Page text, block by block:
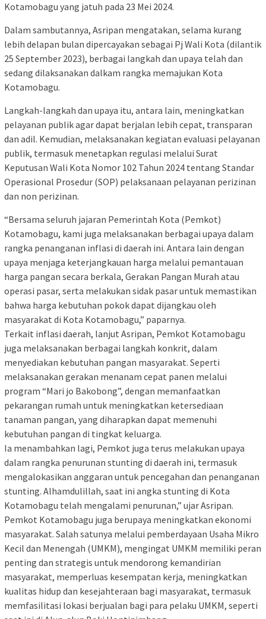
Kotamobagu yang jatuh pada 23 Mei 2024.
Dalam sambutannya, Asripan mengatakan, selama kurang
lebih delapan bulan dipercayakan sebagai Pj Wali Kota (dilantik
25 September 2023), berbagai langkah dan upaya telah dan
sedang dilaksanakan dalkam rangka memajukan Kota
Kotamobagu.
Langkah-langkah dan upaya itu, antara lain, meningkatkan
pelayanan publik agar dapat berjalan lebih cepat, transparan
dan adil. Kemudian, melaksanakan kegiatan evaluasi pelayanan
publik, termasuk menetapkan regulasi melalui Surat
Keputusan Wali Kota Nomor 102 Tahun 2024 tentang Standar
Operasional Prosedur (SOP) pelaksanaan pelayanan perizinan
dan non perizinan.
“Bersama seluruh jajaran Pemerintah Kota (Pemkot)
Kotamobagu, kami juga melaksanakan berbagai upaya dalam
rangka penanganan inflasi di daerah ini. Antara lain dengan
upaya menjaga keterjangkauan harga melalui pemantauan
harga pangan secara berkala, Gerakan Pangan Murah atau
operasi pasar, serta melakukan sidak pasar untuk memastikan
bahwa harga kebutuhan pokok dapat dijangkau oleh
masyarakat di Kota Kotamobagu,” paparnya.
Terkait inflasi daerah, lanjut Asripan, Pemkot Kotamobagu
juga melaksanakan berbagai langkah konkrit, dalam
menyediakan kebutuhan pangan masyarakat. Seperti
melaksanakan gerakan menanam cepat panen melalui
program “Mari jo Bakobong”, dengan memanfaatkan
pekarangan rumah untuk meningkatkan ketersediaan
tanaman pangan, yang diharapkan dapat memenuhi
kebutuhan pangan di tingkat keluarga.
Ia menambahkan lagi, Pemkot juga terus melakukan upaya
dalam rangka penurunan stunting di daerah ini, termasuk
mengalokasikan anggaran untuk pencegahan dan penanganan
stunting. Alhamdulillah, saat ini angka stunting di Kota
Kotamobagu telah mengalami penurunan,” ujar Asripan.
Pemkot Kotamobagu juga berupaya meningkatkan ekonomi
masyarakat. Salah satunya melalui pemberdayaan Usaha Mikro
Kecil dan Menengah (UMKM), mengingat UMKM memiliki peran
penting dan strategis untuk mendorong kemandirian
masyarakat, memperluas kesempatan kerja, meningkatkan
kualitas hidup dan kesejahteraan bagi masyarakat, termasuk
memfasilitasi lokasi berjualan bagi para pelaku UMKM, seperti